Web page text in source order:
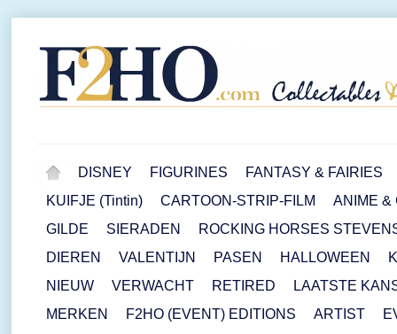
DISNEY FIGURINES
FANTASY & FAIRIES
KUIFJE (Tintin)
CARTOON-STRIP-FILM
ANIME &
GILDE
SIERADEN
ROCKING HORSES
DIEREN
VALENTIJN PASEN HALLOWEEN
NIEUW
VERWACHT RETIRED
LAATSTE
MERKEN
F2HO (EVENT) EDITIONS ARTIST